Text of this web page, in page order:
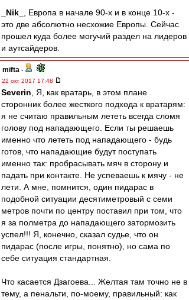
_Nik_
, Европа в начале 90-х и в конце 10-х -
это две абсолютно несхожие Европы. Сейчас
прошел куда более могучий раздел на лидеров
и аутсайдеров.
mifta -
22 окт 2017 17:48
Severin , Я, как вратарь, в этом плане
сторонник более жесткого подхода к вратарям:
я не считаю правильным лететь всегда сломя
голову под нападающего. Если ты решаешь
именно что лететь под нападающего - будь
готов, что нападающие будут поступать
именно так: пробрасывать мяч в сторону и
падать при контакте. Не успеваешь к мячу - не
лети. А мне, помнится, один пидарас в
подобной ситуации десятиметровый с семи
метров почти по центру поставил при том, что
я за полметра до нападающего затормозить
успел!!! Я, конечно, сказал судье, что он
пидарас (после игры, понятно), но сама по
себе ситуация стандартная.
Что касается Дзагоева... Желтая там точно не в
тему, а пенальти, по-моему, правильный: как